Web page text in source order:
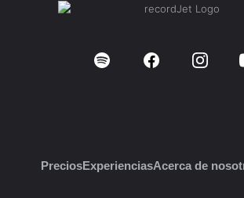
PreciosExperienciasAcerca de